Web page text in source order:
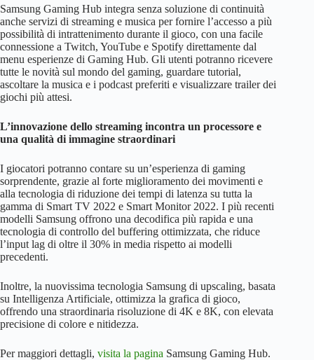
Samsung Gaming Hub integra senza soluzione di continuità
anche servizi di streaming e musica per fornire l’accesso a più
possibilità di intrattenimento durante il gioco, con una facile
connessione a Twitch, YouTube e Spotify direttamente dal
menu esperienze di Gaming Hub. Gli utenti potranno ricevere
tutte le novità sul mondo del gaming, guardare tutorial,
ascoltare la musica e i podcast preferiti e visualizzare trailer dei
giochi più attesi.
L’innovazione dello streaming incontra un processore e
una qualità di immagine straordinari
I giocatori potranno contare su un’esperienza di gaming
sorprendente, grazie al forte miglioramento dei movimenti e
alla tecnologia di riduzione dei tempi di latenza su tutta la
gamma di Smart TV 2022 e Smart Monitor 2022. I più recenti
modelli Samsung offrono una decodifica più rapida e una
tecnologia di controllo del buffering ottimizzata, che riduce
l’input lag di oltre il 30% in media rispetto ai modelli
precedenti.
Inoltre, la nuovissima tecnologia Samsung di upscaling, basata
su Intelligenza Artificiale, ottimizza la grafica di gioco,
offrendo una straordinaria risoluzione di 4K e 8K, con elevata
precisione di colore e nitidezza.
Per maggiori dettagli, visita la pagina Samsung Gaming Hub.